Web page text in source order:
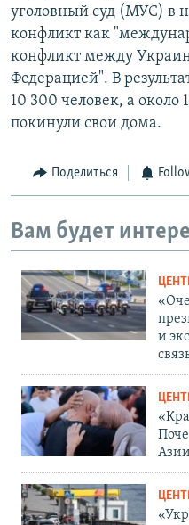
уголовный суд (МУС) в
конфликт как
конфликт между
Федерацией". В
10 300 человек, а около
покинули свои дома.
Поделиться
Вам будет
и